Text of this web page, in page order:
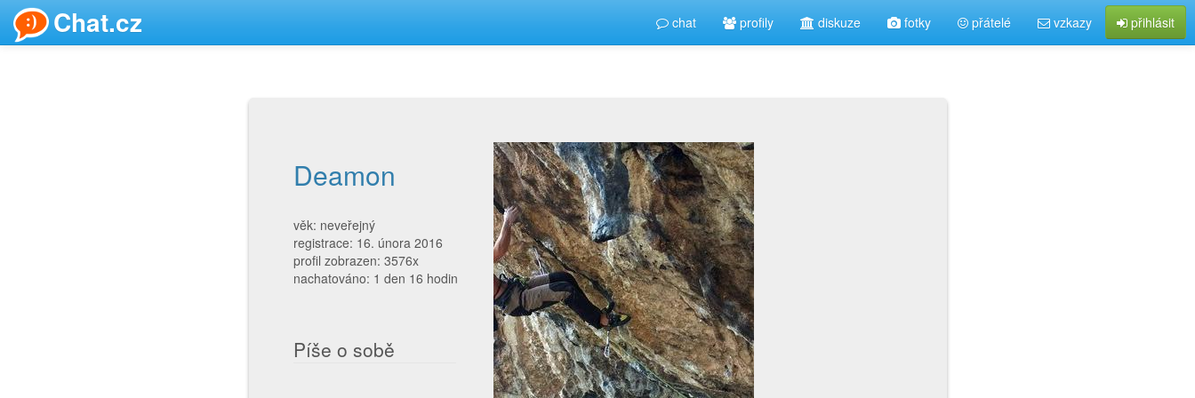
Chat.cz chat profily diskuze fotky přátelé vzkazy přihlásit
Deamon
věk: neveřejný
registrace: 16. února 2016
profil zobrazen: 3576x
nachatováno: 1 den 16 hodin
Píše o sobě